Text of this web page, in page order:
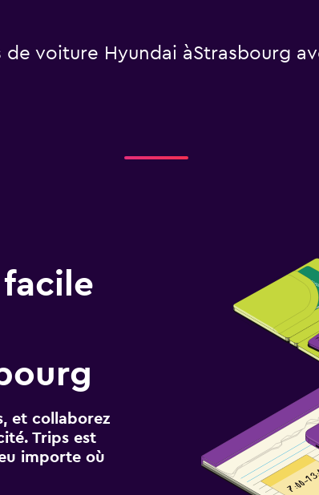
de voiture Hyundai àStrasbourg
et collaborez
Trips est
importe où